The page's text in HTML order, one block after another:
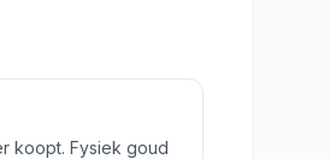
koopt. Fysiek goud